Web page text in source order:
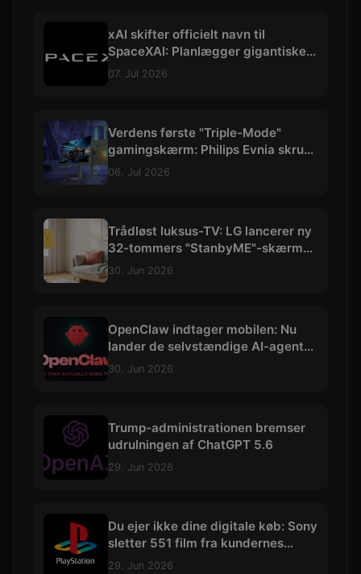
xAI skifter officielt navn til
SpaceXAI: Planlægger gigantiske
datacentre i rummet
07. Jul 2026
Verdens første "Triple-Mode"
gamingskærm: Philips Evnia skruer
op til vilde 540 Hz
06. Jul 2026
Trådløst luksus-TV: LG lancerer ny
32-tommers "StanbyME"-skærm
med 4K og batteri
30. Jun 2026
OpenClaw indtager mobilen: Nu
lander de selvstændige AI-agenter
på iOS og Android
30. Jun 2026
Trump-administrationen bremser
udrulningen af ChatGPT 5.6
29. Jun 2026
Du ejer ikke dine digitale køb: Sony
sletter 551 film fra kundernes
biblioteker
29. Jun 2026